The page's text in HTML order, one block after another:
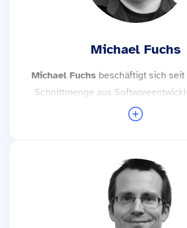
Michael Fuchs
Michael Fuchs beschäftigt sich seit
Schnittmenge aus
Security. Nach Stationen als
University of Applied Sciences ist er
Software Security Engineer bei
unterstützt er
Konzeptions- und